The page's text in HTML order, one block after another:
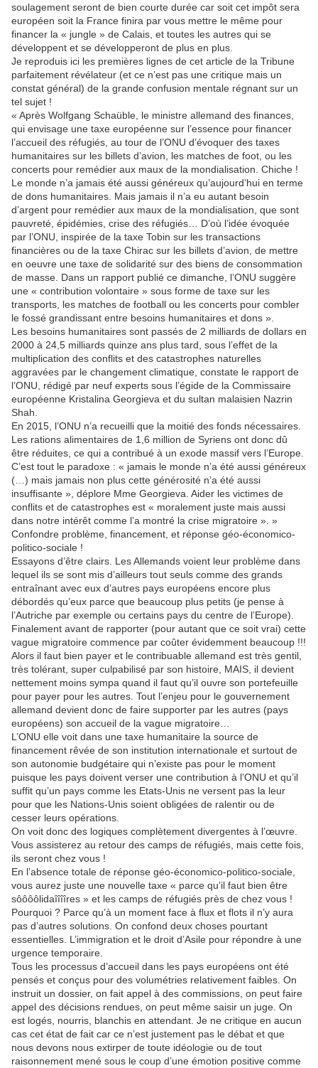
soulagement seront de bien courte durée car soit cet impôt sera
européen soit la France finira par vous mettre le même pour
financer la « jungle » de Calais, et toutes les autres qui se
développent et se développeront de plus en plus.
Je reproduis ici les premières lignes de cet article de la Tribune
parfaitement révélateur (et ce n’est pas une critique mais un
constat général) de la grande confusion mentale régnant sur un
tel sujet !
« Après Wolfgang Schaüble, le ministre allemand des finances,
qui envisage une taxe européenne sur l’essence pour financer
l’accueil des réfugiés, au tour de l’ONU d’évoquer des taxes
humanitaires sur les billets d’avion, les matches de foot, ou les
concerts pour remédier aux maux de la mondialisation. Chiche !
Le monde n’a jamais été aussi généreux qu’aujourd’hui en terme
de dons humanitaires. Mais jamais il n’a eu autant besoin
d’argent pour remédier aux maux de la mondialisation, que sont
pauvreté, épidémies, crise des réfugiés… D’où l’idée évoquée
par l’ONU, inspirée de la taxe Tobin sur les transactions
financières ou de la taxe Chirac sur les billets d’avion, de mettre
en oeuvre une taxe de solidarité sur des biens de consommation
de masse. Dans un rapport publié ce dimanche, l’ONU suggère
une « contribution volontaire » sous forme de taxe sur les
transports, les matches de football ou les concerts pour combler
le fossé grandissant entre besoins humanitaires et dons ».
Les besoins humanitaires sont passés de 2 milliards de dollars en
2000 à 24,5 milliards quinze ans plus tard, sous l’effet de la
multiplication des conflits et des catastrophes naturelles
aggravées par le changement climatique, constate le rapport de
l’ONU, rédigé par neuf experts sous l’égide de la Commissaire
européenne Kristalina Georgieva et du sultan malaisien Nazrin
Shah.
En 2015, l’ONU n’a recueilli que la moitié des fonds nécessaires.
Les rations alimentaires de 1,6 million de Syriens ont donc dû
être réduites, ce qui a contribué à un exode massif vers l’Europe.
C’est tout le paradoxe : « jamais le monde n’a été aussi généreux
(…) mais jamais non plus cette générosité n’a été aussi
insuffisante », déplore Mme Georgieva. Aider les victimes de
conflits et de catastrophes est « moralement juste mais aussi
dans notre intérêt comme l’a montré la crise migratoire ». »
Confondre problème, financement, et réponse géo-économico-
politico-sociale !
Essayons d’être clairs. Les Allemands voient leur problème dans
lequel ils se sont mis d’ailleurs tout seuls comme des grands
entraînant avec eux d’autres pays européens encore plus
débordés qu’eux parce que beaucoup plus petits (je pense à
l’Autriche par exemple ou certains pays du centre de l’Europe).
Finalement avant de rapporter (pour autant que ce soit vrai) cette
vague migratoire commence par coûter évidemment beaucoup !!!
Alors il faut bien payer et le contribuable allemand est très gentil,
très tolérant, super culpabilisé par son histoire, MAIS, il devient
nettement moins sympa quand il faut qu’il ouvre son portefeuille
pour payer pour les autres. Tout l’enjeu pour le gouvernement
allemand devient donc de faire supporter par les autres (pays
européens) son accueil de la vague migratoire…
L’ONU elle voit dans une taxe humanitaire la source de
financement rêvée de son institution internationale et surtout de
son autonomie budgétaire qui n’existe pas pour le moment
puisque les pays doivent verser une contribution à l’ONU et qu’il
suffit qu’un pays comme les Etats-Unis ne versent pas la leur
pour que les Nations-Unis soient obligées de ralentir ou de
cesser leurs opérations.
On voit donc des logiques complètement divergentes à l’œuvre.
Vous assisterez au retour des camps de réfugiés, mais cette fois,
ils seront chez vous !
En l’absence totale de réponse géo-économico-politico-sociale,
vous aurez juste une nouvelle taxe « parce qu’il faut bien être
sôôôôlidaîîîîres » et les camps de réfugiés près de chez vous !
Pourquoi ? Parce qu’à un moment face à flux et flots il n’y aura
pas d’autres solutions. On confond deux choses pourtant
essentielles. L’immigration et le droit d’Asile pour répondre à une
urgence temporaire.
Tous les processus d’accueil dans les pays européens ont été
pensés et conçus pour des volumétries relativement faibles. On
instruit un dossier, on fait appel à des commissions, on peut faire
appel des décisions rendues, on peut même saisir un juge. On
est logés, nourris, blanchis en attendant. Je ne critique en aucun
cas cet état de fait car ce n’est justement pas le débat et que
nous devons nous extirper de toute idéologie ou de tout
raisonnement mené sous le coup d’une émotion positive comme